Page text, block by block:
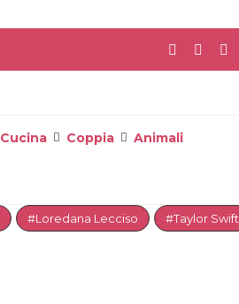
Cucina Coppia Animali
#Loredana Lecciso #Taylor Swift